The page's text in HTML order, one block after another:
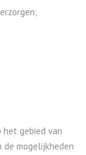
het gebied van
mogelijkheden